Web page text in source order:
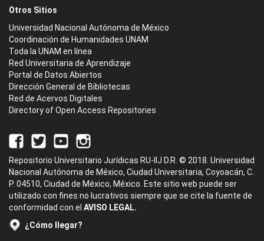
Otros Sitios
Universidad Nacional Autónoma de México
Coordinación de Humanidades UNAM
Toda la UNAM en línea
Red Universitaria de Aprendizaje
Portal de Datos Abiertos
Dirección General de Bibliotecas
Red de Acervos Digitales
Directory of Open Access Repositories
Repositorio Universitario Jurídicas RU-IIJ D.R. © 2018. Universidad
Nacional Autónoma de México, Ciudad Universitaria, Coyoacán, C.
P. 04510, Ciudad de México, México. Este sitio web puede ser
utilizado con fines no lucrativos siempre que se cite la fuente de
conformidad con el AVISO LEGAL.
¿Cómo llegar?